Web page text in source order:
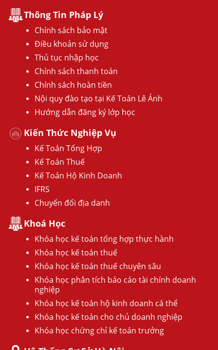
Thông Tin Pháp Lý
Chính sách bảo mật
Điều khoản sử dụng
Thủ tục nhập học
Chính sách thanh toán
Chính sách hoàn tiền
Nội quy đào tạo tại Kế Toán Lê Ánh
Hướng dẫn đăng ký lớp học
Kiến Thức Nghiệp Vụ
Kế Toán Tổng Hợp
Kế Toán Thuế
Kế Toán Hộ Kinh Doanh
IFRS
Chuyển đổi địa danh
Khoá Học
Khóa học kế toán tổng hợp thực hành
Khóa học kế toán thuế
Khóa học kế toán thuế chuyên sâu
Khóa học phân tích báo cáo tài chính doanh
nghiệp
Khóa học kế toán hộ kinh doanh cá thể
Khóa học kế toán cho chủ doanh nghiệp
Khóa học chứng chỉ kế toán trưởng